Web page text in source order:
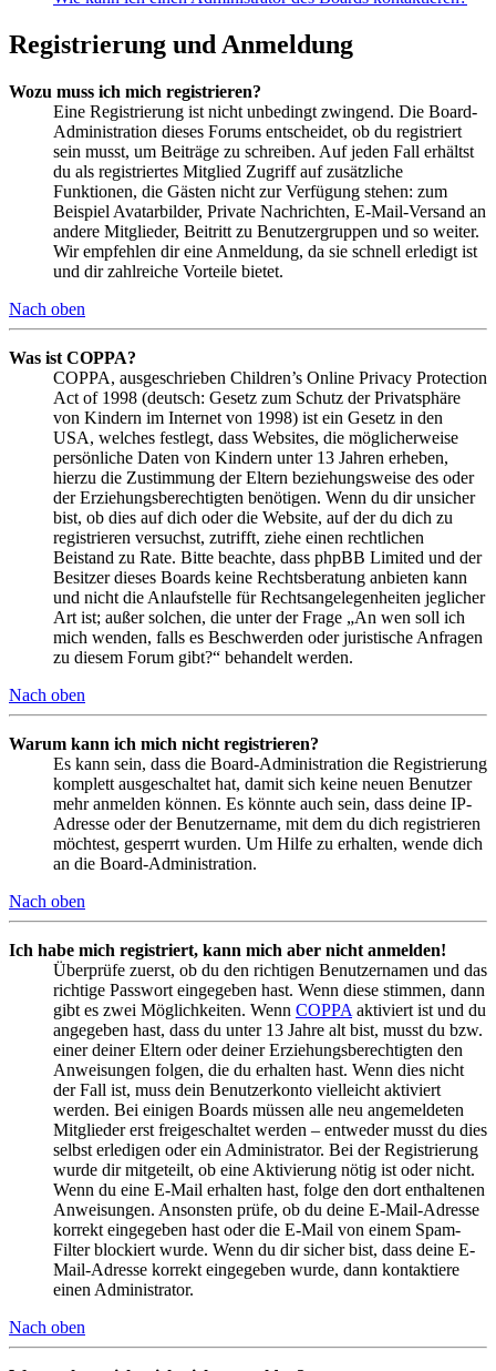
Registrierung und Anmeldung
Wozu muss ich mich registrieren?
Eine Registrierung ist nicht unbedingt zwingend. Die Board-
Administration dieses Forums entscheidet, ob du registriert
sein musst, um Beiträge zu schreiben. Auf jeden Fall erhältst
du als registriertes Mitglied Zugriff auf zusätzliche
Funktionen, die Gästen nicht zur Verfügung stehen: zum
Beispiel Avatarbilder, Private Nachrichten, E-Mail-Versand an
andere Mitglieder, Beitritt zu Benutzergruppen und so weiter.
Wir empfehlen dir eine Anmeldung, da sie schnell erledigt ist
und dir zahlreiche Vorteile bietet.
Nach oben
Was ist COPPA?
COPPA, ausgeschrieben Children’s Online Privacy Protection
Act of 1998 (deutsch: Gesetz zum Schutz der Privatsphäre
von Kindern im Internet von 1998) ist ein Gesetz in den
USA, welches festlegt, dass Websites, die möglicherweise
persönliche Daten von Kindern unter 13 Jahren erheben,
hierzu die Zustimmung der Eltern beziehungsweise des oder
der Erziehungsberechtigten benötigen. Wenn du dir unsicher
bist, ob dies auf dich oder die Website, auf der du dich zu
registrieren versuchst, zutrifft, ziehe einen rechtlichen
Beistand zu Rate. Bitte beachte, dass phpBB Limited und der
Besitzer dieses Boards keine Rechtsberatung anbieten kann
und nicht die Anlaufstelle für Rechtsangelegenheiten jeglicher
Art ist; außer solchen, die unter der Frage „An wen soll ich
mich wenden, falls es Beschwerden oder juristische Anfragen
zu diesem Forum gibt?“ behandelt werden.
Nach oben
Warum kann ich mich nicht registrieren?
Es kann sein, dass die Board-Administration die Registrierung
komplett ausgeschaltet hat, damit sich keine neuen Benutzer
mehr anmelden können. Es könnte auch sein, dass deine IP-
Adresse oder der Benutzername, mit dem du dich registrieren
möchtest, gesperrt wurden. Um Hilfe zu erhalten, wende dich
an die Board-Administration.
Nach oben
Ich habe mich registriert, kann mich aber nicht anmelden!
Überprüfe zuerst, ob du den richtigen Benutzernamen und das
richtige Passwort eingegeben hast. Wenn diese stimmen, dann
gibt es zwei Möglichkeiten. Wenn COPPA aktiviert ist und du
angegeben hast, dass du unter 13 Jahre alt bist, musst du bzw.
einer deiner Eltern oder deiner Erziehungsberechtigten den
Anweisungen folgen, die du erhalten hast. Wenn dies nicht
der Fall ist, muss dein Benutzerkonto vielleicht aktiviert
werden. Bei einigen Boards müssen alle neu angemeldeten
Mitglieder erst freigeschaltet werden – entweder musst du dies
selbst erledigen oder ein Administrator. Bei der Registrierung
wurde dir mitgeteilt, ob eine Aktivierung nötig ist oder nicht.
Wenn du eine E-Mail erhalten hast, folge den dort enthaltenen
Anweisungen. Ansonsten prüfe, ob du deine E-Mail-Adresse
korrekt eingegeben hast oder die E-Mail von einem Spam-
Filter blockiert wurde. Wenn du dir sicher bist, dass deine E-
Mail-Adresse korrekt eingegeben wurde, dann kontaktiere
einen Administrator.
Nach oben